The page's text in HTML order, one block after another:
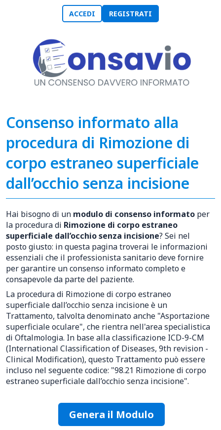
ACCEDI REGISTRATI
Consenso informato alla
procedura di Rimozione di
corpo estraneo superficiale
dall’occhio senza incisione
Hai bisogno di un modulo di consenso informato per
la procedura di Rimozione di corpo estraneo
superficiale dall’occhio senza incisione? Sei nel
posto giusto: in questa pagina troverai le informazioni
essenziali che il professionista sanitario deve fornire
per garantire un consenso informato completo e
consapevole da parte del paziente.
La procedura di Rimozione di corpo estraneo
superficiale dall’occhio senza incisione è un
Trattamento, talvolta denominato anche "Asportazione
superficiale oculare", che rientra nell'area specialistica
di Oftalmologia. In base alla classificazione ICD-9-CM
(International Classification of Diseases, 9th revision -
Clinical Modification), questo Trattamento può essere
incluso nel seguente codice: "98.21 Rimozione di corpo
estraneo superficiale dall’occhio senza incisione".
Genera il Modulo